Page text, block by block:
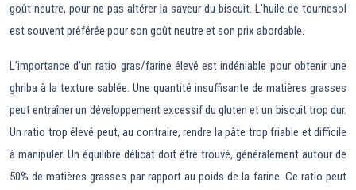
goût neutre, pour ne pas altérer la saveur du biscuit. L’huile de tournesol
est souvent préférée pour son goût neutre et son prix abordable.
L’importance d’un ratio gras/farine élevé est indéniable pour obtenir une
ghriba à la texture sablée. Une quantité insuffisante de matières grasses
peut entraîner un développement excessif du gluten et un biscuit trop dur.
Un ratio trop élevé peut, au contraire, rendre la pâte trop friable et difficile
à manipuler. Un équilibre délicat doit être trouvé, généralement autour de
50% de matières grasses par rapport au poids de la farine. Ce ratio peut